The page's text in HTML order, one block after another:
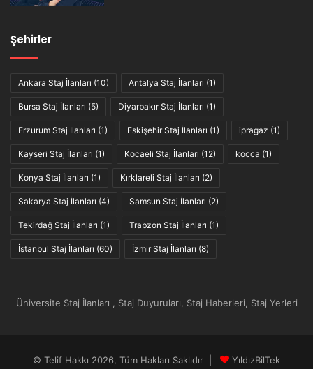
Şehirler
Ankara Staj İlanları (10) Antalya Staj İlanları (1)
Bursa Staj İlanları (5) Diyarbakır Staj İlanları (1)
Erzurum Staj İlanları (1) Eskişehir Staj İlanları (1) ipragaz (1)
Kayseri Staj İlanları (1) Kocaeli Staj İlanları (12) kocca (1)
Konya Staj İlanları (1) Kırklareli Staj İlanları (2)
Sakarya Staj İlanları (4) Samsun Staj İlanları (2)
Tekirdağ Staj İlanları (1) Trabzon Staj İlanları (1)
İstanbul Staj İlanları (60) İzmir Staj İlanları (8)
Üniversite Staj İlanları , Staj Duyuruları, Staj Haberleri, Staj Yerleri
© Telif Hakkı 2026, Tüm Hakları Saklıdır | YıldızBilTek